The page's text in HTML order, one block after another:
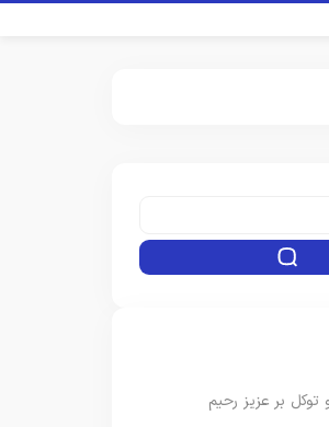
بر عزیز رحیم